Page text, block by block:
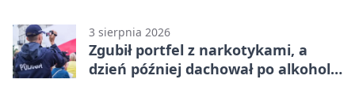
3 sierpnia 2026
Zgubił portfel z narkotykami, a
dzień później dachował po alkoholu